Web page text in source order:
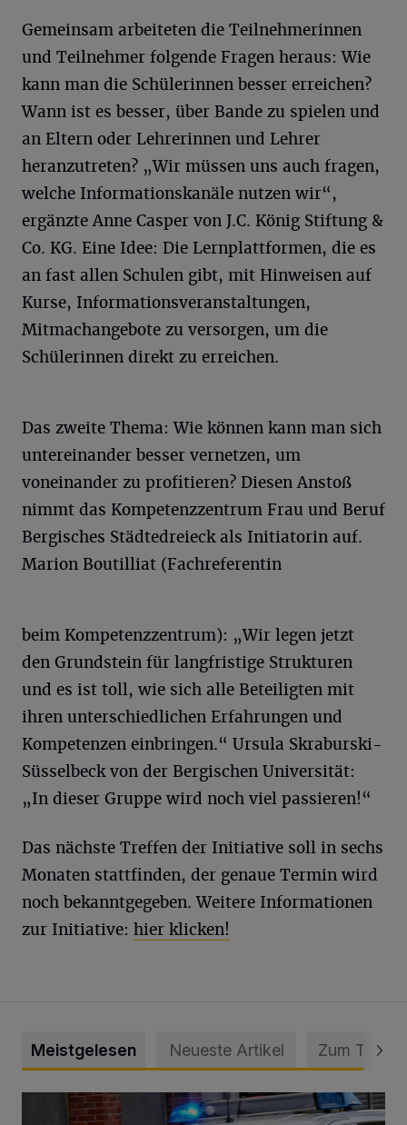
Gemeinsam arbeiteten die Teilnehmerinnen
und Teilnehmer folgende Fragen heraus: Wie
kann man die Schülerinnen besser erreichen?
Wann ist es besser, über Bande zu spielen und
an Eltern oder Lehrerinnen und Lehrer
heranzutreten? „Wir müssen uns auch fragen,
welche Informationskanäle nutzen wir“,
ergänzte Anne Casper von J.C. König Stiftung &
Co. KG. Eine Idee: Die Lernplattformen, die es
an fast allen Schulen gibt, mit Hinweisen auf
Kurse, Informationsveranstaltungen,
Mitmachangebote zu versorgen, um die
Schülerinnen direkt zu erreichen.
Das zweite Thema: Wie können kann man sich
untereinander besser vernetzen, um
voneinander zu profitieren? Diesen Anstoß
nimmt das Kompetenzzentrum Frau und Beruf
Bergisches Städtedreieck als Initiatorin auf.
Marion Boutilliat (Fachreferentin
beim Kompetenzzentrum): „Wir legen jetzt
den Grundstein für langfristige Strukturen
und es ist toll, wie sich alle Beteiligten mit
ihren unterschiedlichen Erfahrungen und
Kompetenzen einbringen.“ Ursula Skraburski-
Süsselbeck von der Bergischen Universität:
„In dieser Gruppe wird noch viel passieren!“
Das nächste Treffen der Initiative soll in sechs
Monaten stattfinden, der genaue Termin wird
noch bekanntgegeben. Weitere Informationen
zur Initiative: hier klicken!
Meistgelesen Neueste Artikel Zum Thema
Mann beschädigt Autos in Parkhaus